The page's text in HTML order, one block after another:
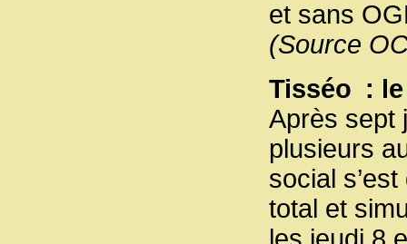
et sans
(Source
Tisséo :
Après sept
plusieurs
social
total et